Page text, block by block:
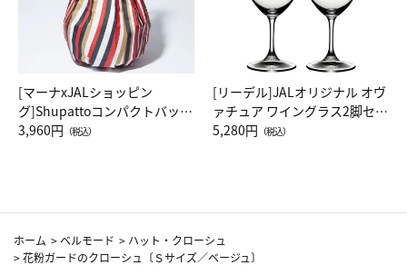
[マーナxJALショッピン
グ]Shupattoコンパクトバッグ
Drop JAL客室乗務員（LC）ス
3,960円 （税込）
[リーデル]JALオリジナル オヴ
ァチュア ワイングラス2脚セッ
ト（レッドワイン）
5,280円 （税込）
ホーム >ベルモード > ハット・クローシュ
>花粉ガードのクローシュ〔Ｓサイズ／ベージュ〕